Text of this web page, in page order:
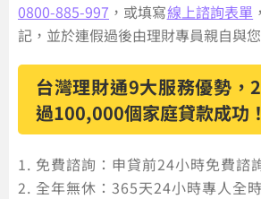
0800-885-997 ，或填寫線上諮詢表單
記，並於連假過後由理財專員親自與您
台灣理財通9大服務優勢，
過100,000個家庭貸款成功！
免費諮詢：申貸前24小時免費諮
全年無休：365天24小時專人全